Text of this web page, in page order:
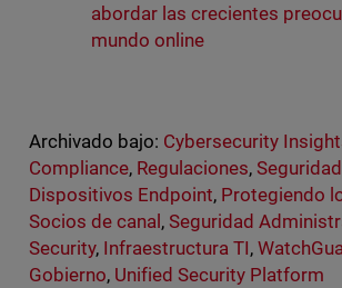
abordar las crecientes
mundo online
Archivado bajo: Cybersecurity
Compliance, Regulaciones,
Dispositivos Endpoint, Protegiendo
Socios de canal , Seguridad
Security, Infraestructura TI,
Gobierno, Unified Security Platform